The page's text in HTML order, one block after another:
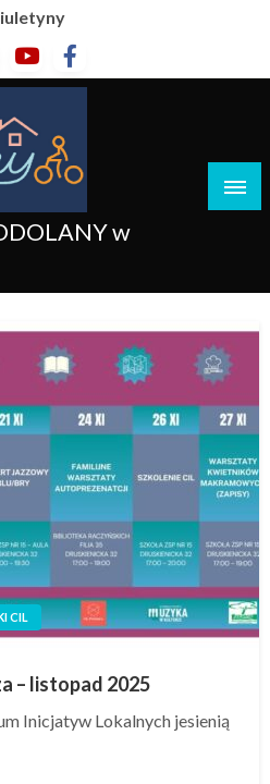
w
CIL
– listopad 2025
Inicjatyw Lokalnych jesienią